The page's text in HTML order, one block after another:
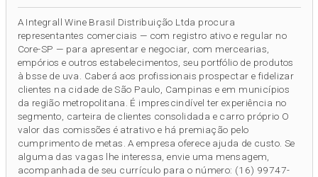
A Integrall Wine Brasil Distribuição Ltda procura
representantes comerciais — com registro ativo e regular no
Core-SP — para apresentar e negociar, com mercearias,
empórios e outros estabelecimentos, seu portfólio de produtos
à bsse de uva. Caberá aos profissionais prospectar e fidelizar
clientes na cidade de São Paulo, Campinas e em municípios
da região metropolitana. É imprescindível ter experiência no
segmento, carteira de clientes consolidada e carro próprio O
valor das comissões é atrativo e há premiação pelo
cumprimento de metas. A empresa oferece ajuda de custo. Se
alguma das vagas lhe interessa, envie uma mensagem,
acompanhada de seu currículo para o número: (16) 99747-